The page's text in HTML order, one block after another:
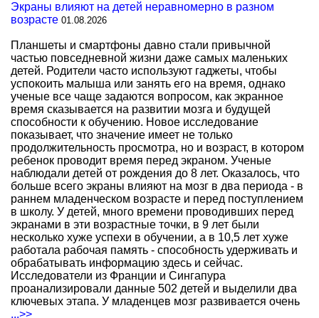
Экраны влияют на детей неравномерно в разном
возрасте 01.08.2026
Планшеты и смартфоны давно стали привычной
частью повседневной жизни даже самых маленьких
детей. Родители часто используют гаджеты, чтобы
успокоить малыша или занять его на время, однако
ученые все чаще задаются вопросом, как экранное
время сказывается на развитии мозга и будущей
способности к обучению. Новое исследование
показывает, что значение имеет не только
продолжительность просмотра, но и возраст, в котором
ребенок проводит время перед экраном. Ученые
наблюдали детей от рождения до 8 лет. Оказалось, что
больше всего экраны влияют на мозг в два периода - в
раннем младенческом возрасте и перед поступлением
в школу. У детей, много времени проводивших перед
экранами в эти возрастные точки, в 9 лет были
несколько хуже успехи в обучении, а в 10,5 лет хуже
работала рабочая память - способность удерживать и
обрабатывать информацию здесь и сейчас.
Исследователи из Франции и Сингапура
проанализировали данные 502 детей и выделили два
ключевых этапа. У младенцев мозг развивается очень
...>>